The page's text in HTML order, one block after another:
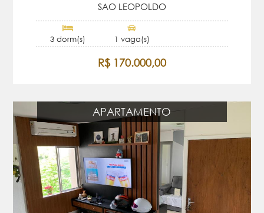
SAO LEOPOLDO
3 dorm(s) 1 vaga(s)
R$ 170.000,00
APARTAMENTO